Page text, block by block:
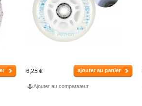
6,25 € ajouter au panier
Ajouter au comparateur